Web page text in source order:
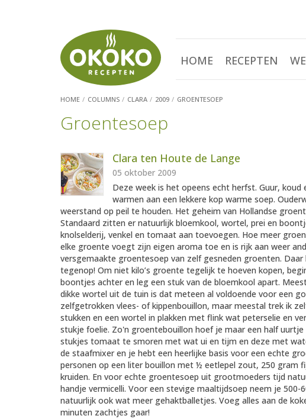
HOME RECEPTEN
HOME COLUMNS CLARA 2009 GROENTESOEP
Groentesoep
Clara ten Houte de Lange
05 oktober 2009
Deze week is het opeens echt herfst. Guur,
warmen aan een lekkere kop warme soep.
weerstand op peil te houden. Het geheim van Hollandse
Standaard zitten er natuurlijk bloemkool, wortel, prei en
knolselderij, venkel en tomaat aan toevoegen. Hoe meer
elke groente voegt zijn eigen aroma toe en is rijk aan weer
versgemaakte groentesoep van zelf gesneden groenten.
tegenop! Om niet kilo’s groente tegelijk te hoeven kopen,
boontjes achter en leg een stuk van de bloemkool apart.
dikke wortel uit de tuin is dat meteen al voldoende voor een
zelfgetrokken vlees- of kippenbouillon, maar meestal trek ik
stukken en een wortel in plakken met flink wat peterselie en
stukje foelie. Zo'n groentebouillon hoef je maar een half
stukjes tomaat te smoren met wat ui en tijm en deze met
de staafmixer en je hebt een heerlijke basis voor een echte
personen op een liter bouillon met ½ eetlepel zout, 250 gram
kruiden. En voor echte groentesoep uit grootmoeders tijd
handje vermicelli. Voor een stevige maaltijdsoep neem je
natuurlijk ook wat meer gehaktballetjes. Voeg alles aan de
minuten zachtjes gaar!